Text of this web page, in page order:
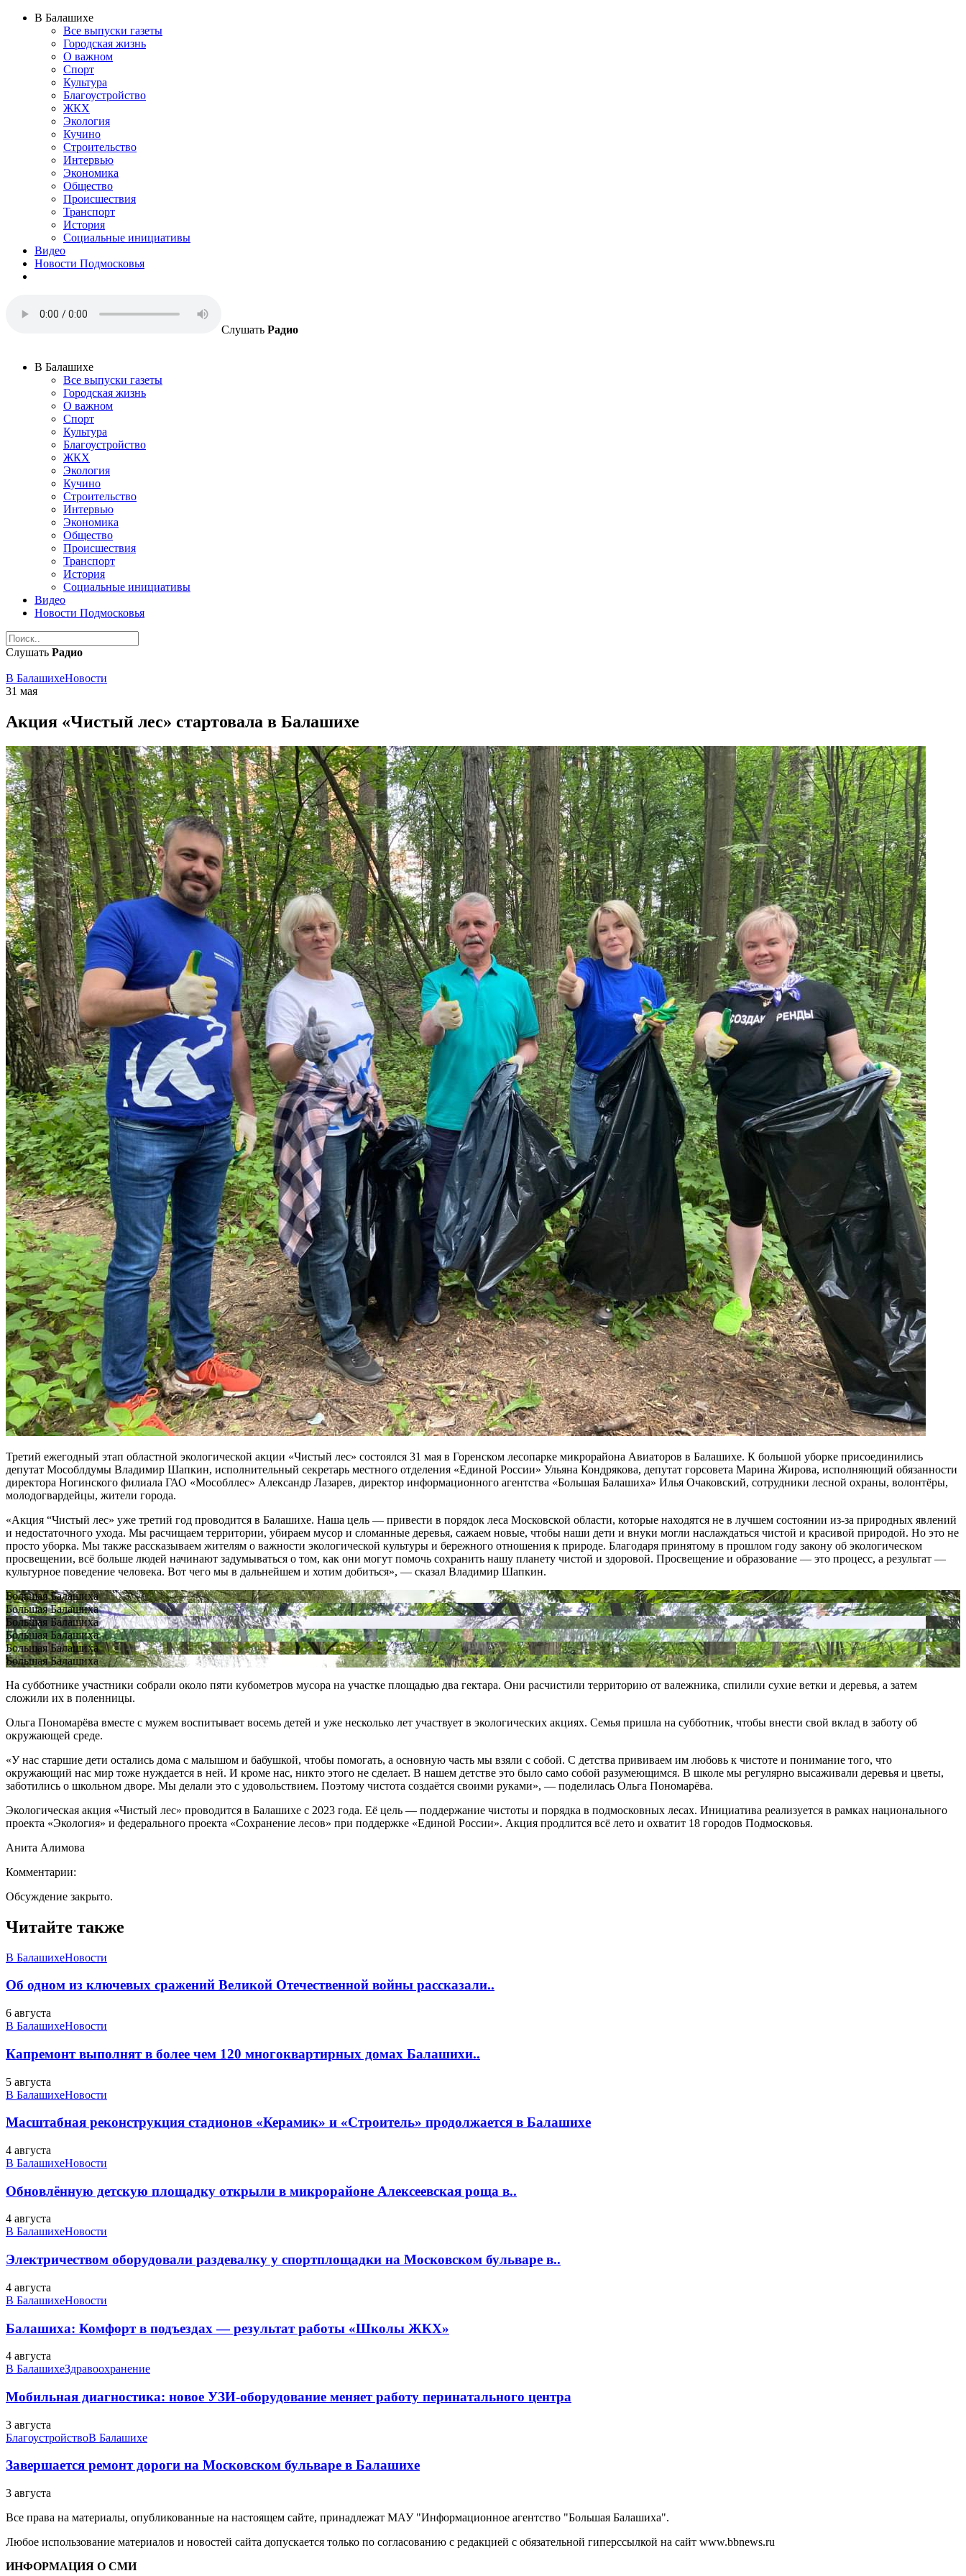
В Балашихе
Все выпуски газеты
Городская жизнь
О важном
Спорт
Культура
Благоустройство
ЖКХ
Экология
Кучино
Строительство
Интервью
Экономика
Общество
Происшествия
Транспорт
История
Социальные инициативы
Видео
Новости Подмосковья
Слушать Радио
В Балашихе
Все выпуски газеты
Городская жизнь
О важном
Спорт
Культура
Благоустройство
ЖКХ
Экология
Кучино
Строительство
Интервью
Экономика
Общество
Происшествия
Транспорт
История
Социальные инициативы
Видео
Новости Подмосковья
Слушать Радио
В БалашихеНовости
31 мая
Акция «Чистый лес» стартовала в Балашихе
Третий ежегодный этап областной экологической акции «Чистый лес» состоялся 31 мая в Горенском лесопарке микрорайона Авиаторов в Балашихе. К большой уборке присоединились
депутат Мособлдумы Владимир Шапкин, исполнительный секретарь местного отделения «Единой России» Ульяна Кондрякова, депутат горсовета Марина Жирова, исполняющий обязанности
директора Ногинского филиала ГАО «Мособллес» Александр Лазарев, директор информационного агентства «Большая Балашиха» Илья Очаковский, сотрудники лесной охраны, волонтёры,
молодогвардейцы, жители города.
«Акция “Чистый лес» уже третий год проводится в Балашихе. Наша цель — привести в порядок леса Московской области, которые находятся не в лучшем состоянии из-за природных явлений
и недостаточного ухода. Мы расчищаем территории, убираем мусор и сломанные деревья, сажаем новые, чтобы наши дети и внуки могли наслаждаться чистой и красивой природой. Но это не
просто уборка. Мы также рассказываем жителям о важности экологической культуры и бережного отношения к природе. Благодаря принятому в прошлом году закону об экологическом
просвещении, всё больше людей начинают задумываться о том, как они могут помочь сохранить нашу планету чистой и здоровой. Просвещение и образование — это процесс, а результат —
культурное поведение человека. Вот чего мы в дальнейшем и хотим добиться», — сказал Владимир Шапкин.
Большая Балашиха
Большая Балашиха
Большая Балашиха
Большая Балашиха
Большая Балашиха
Большая Балашиха
На субботнике участники собрали около пяти кубометров мусора на участке площадью два гектара. Они расчистили территорию от валежника, спилили сухие ветки и деревья, а затем
сложили их в поленницы.
Ольга Пономарёва вместе с мужем воспитывает восемь детей и уже несколько лет участвует в экологических акциях. Семья пришла на субботник, чтобы внести свой вклад в заботу об
окружающей среде.
«У нас старшие дети остались дома с малышом и бабушкой, чтобы помогать, а основную часть мы взяли с собой. С детства прививаем им любовь к чистоте и понимание того, что
окружающий нас мир тоже нуждается в ней. И кроме нас, никто этого не сделает. В нашем детстве это было само собой разумеющимся. В школе мы регулярно высаживали деревья и цветы,
заботились о школьном дворе. Мы делали это с удовольствием. Поэтому чистота создаётся своими руками», — поделилась Ольга Пономарёва.
Экологическая акция «Чистый лес» проводится в Балашихе с 2023 года. Её цель — поддержание чистоты и порядка в подмосковных лесах. Инициатива реализуется в рамках национального
проекта «Экология» и федерального проекта «Сохранение лесов» при поддержке «Единой России». Акция продлится всё лето и охватит 18 городов Подмосковья.
Анита Алимова
Комментарии:
Обсуждение закрыто.
Читайте также
В БалашихеНовости
Об одном из ключевых сражений Великой Отечественной войны рассказали..
6 августа
В БалашихеНовости
Капремонт выполнят в более чем 120 многоквартирных домах Балашихи..
5 августа
В БалашихеНовости
Масштабная реконструкция стадионов «Керамик» и «Строитель» продолжается в Балашихе
4 августа
В БалашихеНовости
Обновлённую детскую площадку открыли в микрорайоне Алексеевская роща в..
4 августа
В БалашихеНовости
Электричеством оборудовали раздевалку у спортплощадки на Московском бульваре в..
4 августа
В БалашихеНовости
Балашиха: Комфорт в подъездах — результат работы «Школы ЖКХ»
4 августа
В БалашихеЗдравоохранение
Мобильная диагностика: новое УЗИ-оборудование меняет работу перинатального центра
3 августа
БлагоустройствоВ Балашихе
Завершается ремонт дороги на Московском бульваре в Балашихе
3 августа
Все права на материалы, опубликованные на настоящем сайте, принадлежат МАУ "Информационное агентство "Большая Балашиха".
Любое использование материалов и новостей сайта допускается только по согласованию с редакцией с обязательной гиперссылкой на сайт www.bbnews.ru
ИНФОРМАЦИЯ О СМИ